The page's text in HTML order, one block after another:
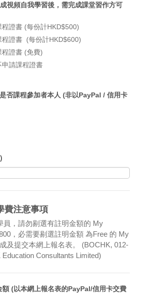
視頻自我學習後，需完成課堂習作方可
證書 (每份計HKD$500)
程證書 (每份計HKD$600)
程證書 (免費)
請課程證書
否課程參加者本人 (非以PayPal / 信用卡
費注意事項
員，請勿剔選有註明金額的 My
，必需要剔選註明金額 為Free 的 My
及提交本網上報名表。 (BOCHK, 012-
Consultants Limited)
額 (以本網上報名表的PayPal/信用卡交費